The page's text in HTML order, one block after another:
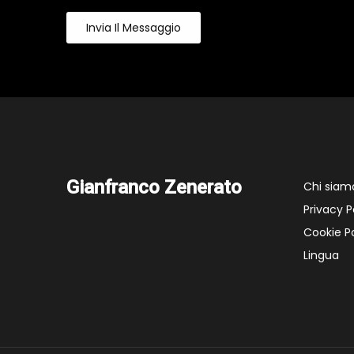
Invia Il Messaggio
Gianfranco Zenerato
Chi
Privacy
Cookie
Lingua